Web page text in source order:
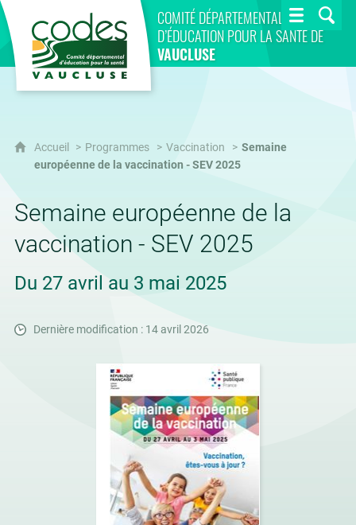
COMITÉ DÉPARTEMENTAL
D’ÉDUCATION POUR LA SANTÉ DE
VAUCLUSE
CoDES 84
Accueil Programmes Vaccination
Semaine
européenne de la vaccination - SEV 2025
Semaine européenne de la
vaccination - SEV 2025
Du 27 avril au 3 mai 2025
Dernière modification : 14 avril 2026